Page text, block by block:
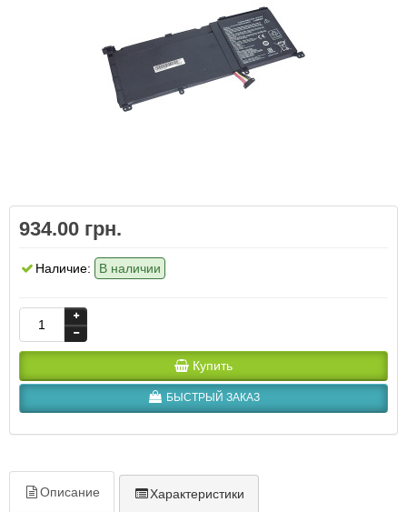
934.00 грн.
Наличие: В наличии
Купить
БЫСТРЫЙ ЗАКАЗ
Описание Характеристики